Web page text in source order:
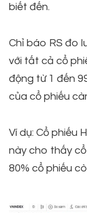
biết đến.
Chỉ báo RS đo
với tất cả cổ
động từ 1 đến
của cổ phiếu
Ví dụ: Cổ phiếu
này cho thấy
80% cổ phiếu